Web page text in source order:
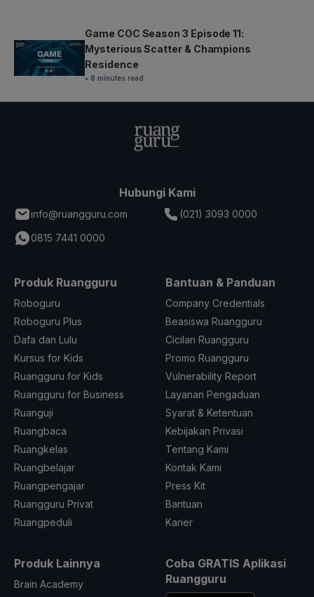
Game COC Season 3 Episode 11:
Mysterious Scatter & Champions
Residence
• 8 minutes read
Hubungi Kami
info@ruangguru.com
(021) 3093 0000
0815 7441 0000
Produk Ruangguru
Roboguru
Roboguru Plus
Dafa dan Lulu
Kursus for Kids
Ruangguru for Kids
Ruangguru for Business
Ruanguji
Ruangbaca
Ruangkelas
Ruangbelajar
Ruangpengajar
Ruangguru Privat
Ruangpeduli
Bantuan & Panduan
Company Credentials
Beasiswa Ruangguru
Cicilan Ruangguru
Promo Ruangguru
Vulnerability Report
Layanan Pengaduan
Syarat & Ketentuan
Kebijakan Privasi
Tentang Kami
Kontak Kami
Press Kit
Bantuan
Karier
Produk Lainnya
Brain Academy
Coba GRATIS Aplikasi
Ruangguru